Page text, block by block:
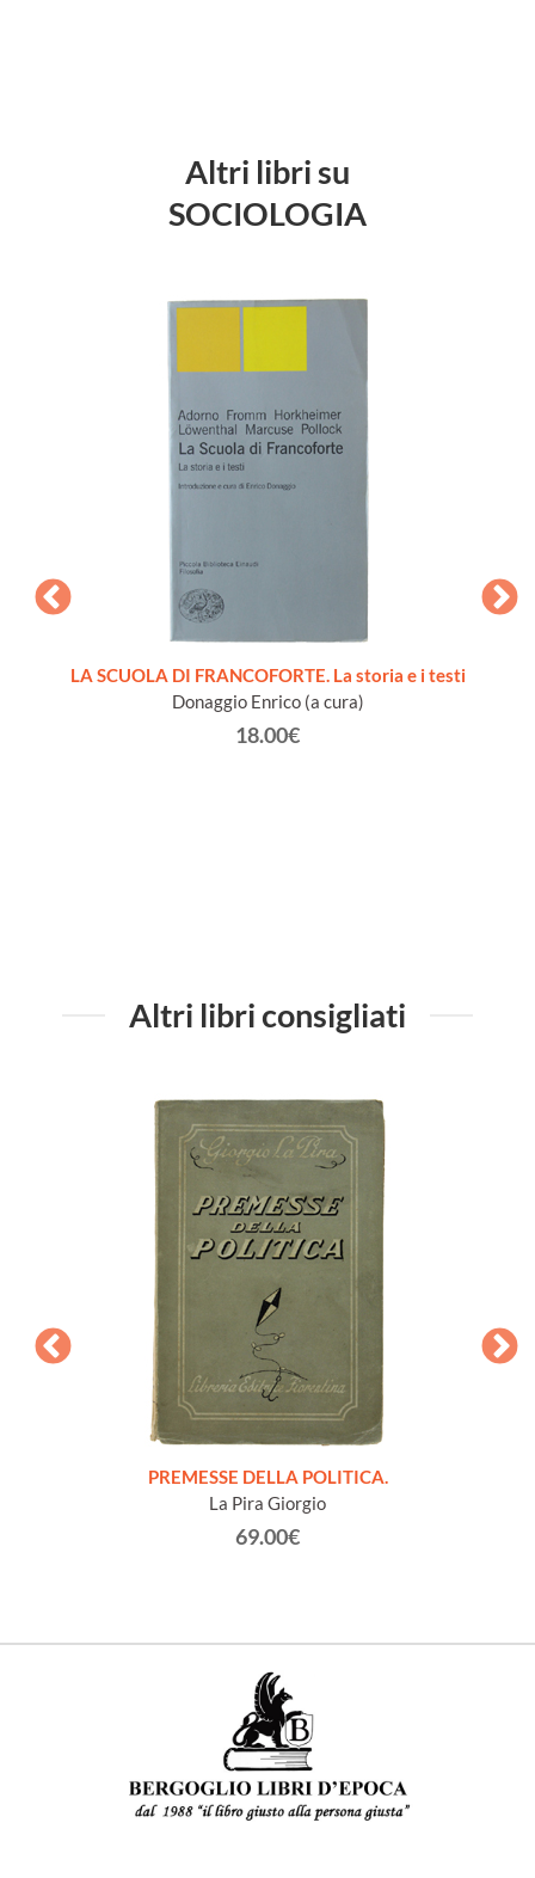
Altri libri su
SOCIOLOGIA
LA SCUOLA DI FRANCOFORTE. La storia e i testi
Donaggio Enrico (a cura)
18.00€
Altri libri consigliati
PREMESSE DELLA POLITICA.
La Pira Giorgio
69.00€